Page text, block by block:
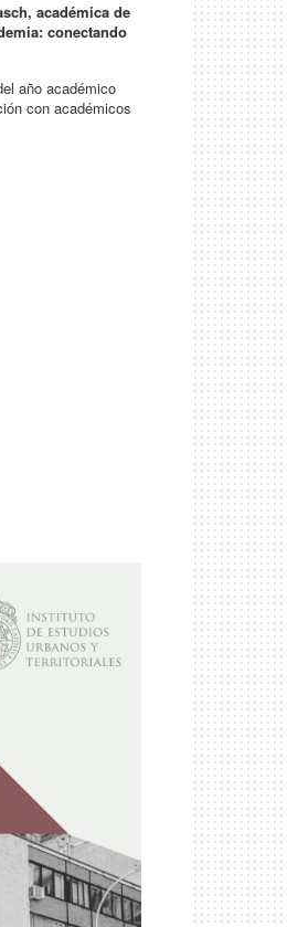
académica de
conectando
año académico
con académicos